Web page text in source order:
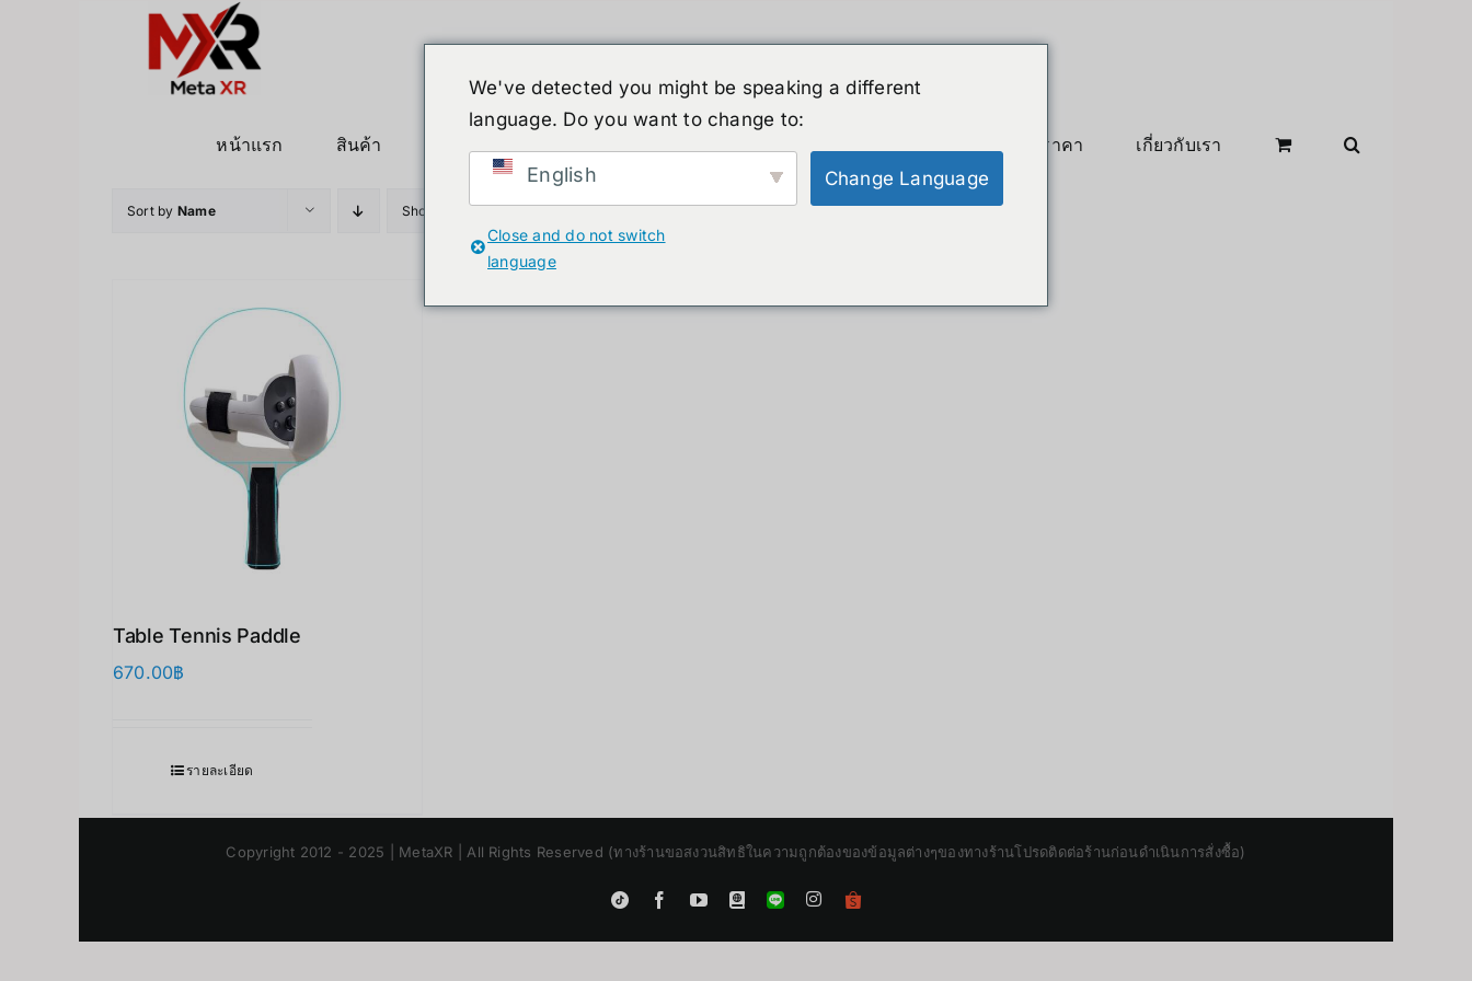
หน้าแรก
สินค้า สินค้าลดราคา เกี่ยวกับเรา
Sort by Name Show 36 Products
Table Tennis Paddle
670.00฿
รายละเอียด
Copyright 2012 - 2025 | MetaXR | All Rights Reserved (ทางร้านขอสงวนสิทธิในความถูกต้องของข้อมูลต่างๆของทางร้านโปรดติดต่อร้านก่อนดำเนินการสั่งซื้อ)
Tiktok FacebookYouTube
Blogger
LINE
Instagram
Shopee
We've detected you might be speaking a different
language. Do you want to change to:
English Change Language
Close and do not switch
language
Japanese